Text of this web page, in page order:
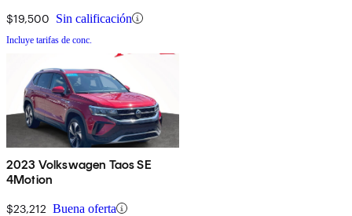
$19,500 Sin calificación
Incluye tarifas de conc.
2023 Volkswagen Taos SE
4Motion
$23,212 Buena oferta